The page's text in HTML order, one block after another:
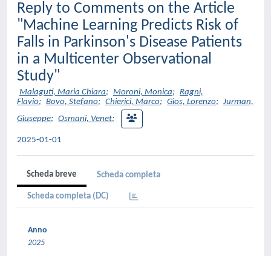
Reply to Comments on the Article
"Machine Learning Predicts Risk of
Falls in Parkinson's Disease Patients
in a Multicenter Observational
Study"
Malaguti, Maria Chiara; Moroni, Monica; Ragni,
Flavio; Bovo, Stefano; Chierici, Marco; Gios, Lorenzo; Jurman,
Giuseppe; Osmani, Venet;
2025-01-01
Scheda breve Scheda completa
Scheda completa (DC)
Anno
2025